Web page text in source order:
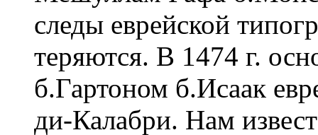
следы еврейской
теряются. В 1474 г.
б.Гартоном б.Исаак
ди-Калабри. Нам